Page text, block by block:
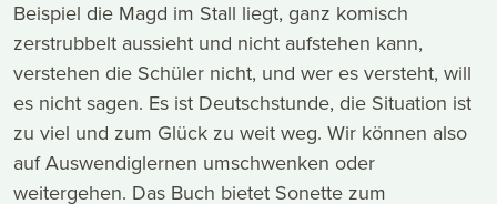
Beispiel die Magd im Stall liegt, ganz komisch
zerstrubbelt aussieht und nicht aufstehen kann,
verstehen die Schüler nicht, und wer es versteht, will
es nicht sagen. Es ist Deutschstunde, die Situation ist
zu viel und zum Glück zu weit weg. Wir können also
auf Auswendiglernen umschwenken oder
weitergehen. Das Buch bietet Sonette zum